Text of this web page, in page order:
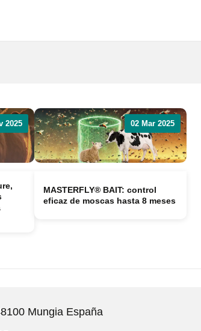
2025 02 Mar 2025
MASTERFLY® BAIT: control
eficaz de moscas hasta 8 meses
Mungia España